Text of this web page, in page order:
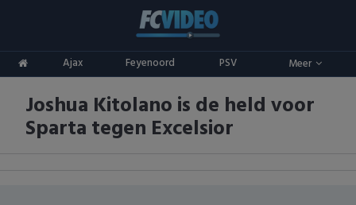
Ajax Feyenoord PSV Meer
ADO Den Haag
Ajax
AZ
Competities
Eredivisie
Keuken Kampioen Divisie
Oranje
Joshua Kitolano is de held voor
Sparta tegen Excelsior